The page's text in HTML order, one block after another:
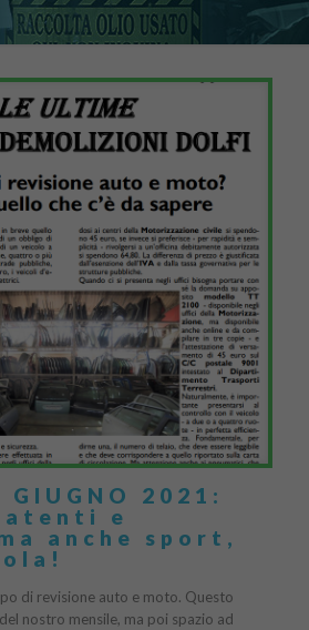
2021:
e
anche sport,
di revisione auto e moto. Questo
nostro mensile, ma poi spazio ad